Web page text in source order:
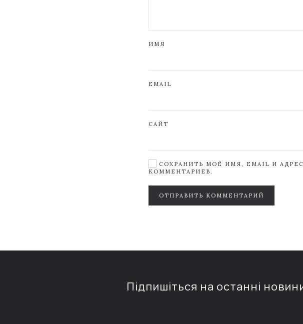
ИМЯ
EMAIL
САЙТ
СОХРАНИТЬ МОЁ ИМЯ, EMAIL И
КОММЕНТАРИЕВ.
ОТПРАВИТЬ КОММЕНТАРИЙ
Підпишіться на останні